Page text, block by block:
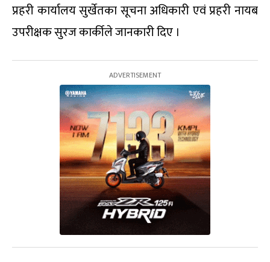
प्रहरी कार्यालय सुर्खेतका सूचना अधिकारी एवं प्रहरी नायब
उपरीक्षक सुरज कार्कीले जानकारी दिए ।